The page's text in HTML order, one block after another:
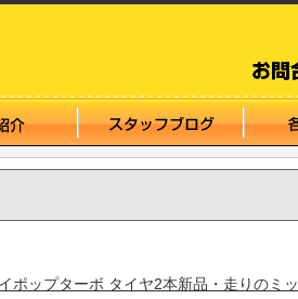
ポップターボ タイヤ2本新品・走りのミッ